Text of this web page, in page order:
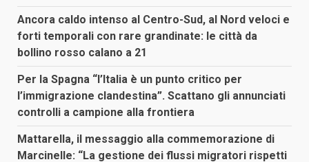
Ancora caldo intenso al Centro-Sud, al Nord veloci e
forti temporali con rare grandinate: le città da
bollino rosso calano a 21
Per la Spagna “l’Italia è un punto critico per
l’immigrazione clandestina”. Scattano gli annunciati
controlli a campione alla frontiera
Mattarella, il messaggio alla commemorazione di
Marcinelle: “La gestione dei flussi migratori rispetti